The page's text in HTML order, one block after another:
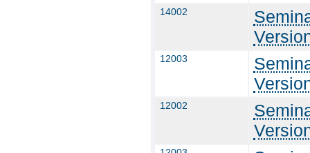
14002
12003
12002